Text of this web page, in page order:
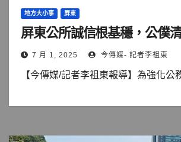
地方大小事 屏東
屏東公所誠信根基穩，公僕
7 月 1, 2025 今傳媒- 記者李祖東
【今傳媒/記者李祖東報導】為強化公